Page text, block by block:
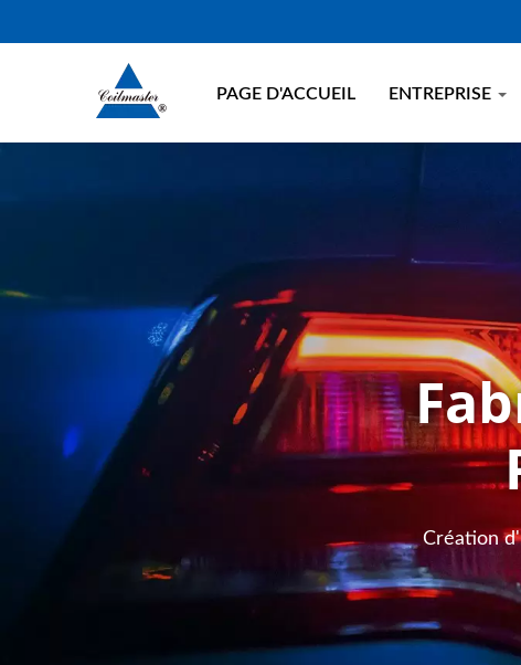
PAGE D'ACCUEIL ENTREPRISE
Création